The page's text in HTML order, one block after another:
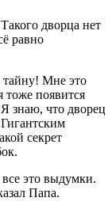
дворца нет
равно
Мне это
тоже появится
знаю, что дворец
секрет
это выдумки.
Папа.